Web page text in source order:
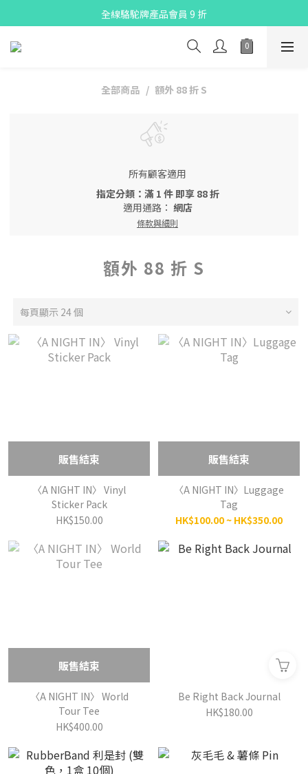
X Pay ！  新註冊用戶首單滿$80 即減$30
全線駱駝牌產品會員 9 折
購物折實滿$300可享免運費
全部商品
額外 88 折 S
所有顧客適用
指定分類：滿 1 件 即享 88 折
適用通路： 網店
條款與細則
額外 88 折 S
每頁顯示 24 個
販售結束
〈A NIGHT IN〉 Vinyl
Sticker Pack
HK$150.00
販售結束
〈A NIGHT IN〉Luggage
Tag
HK$100.00 ~ HK$350.00
販售結束
〈A NIGHT IN〉 World
Tour Tee
HK$400.00
Be Right Back Journal
HK$180.00